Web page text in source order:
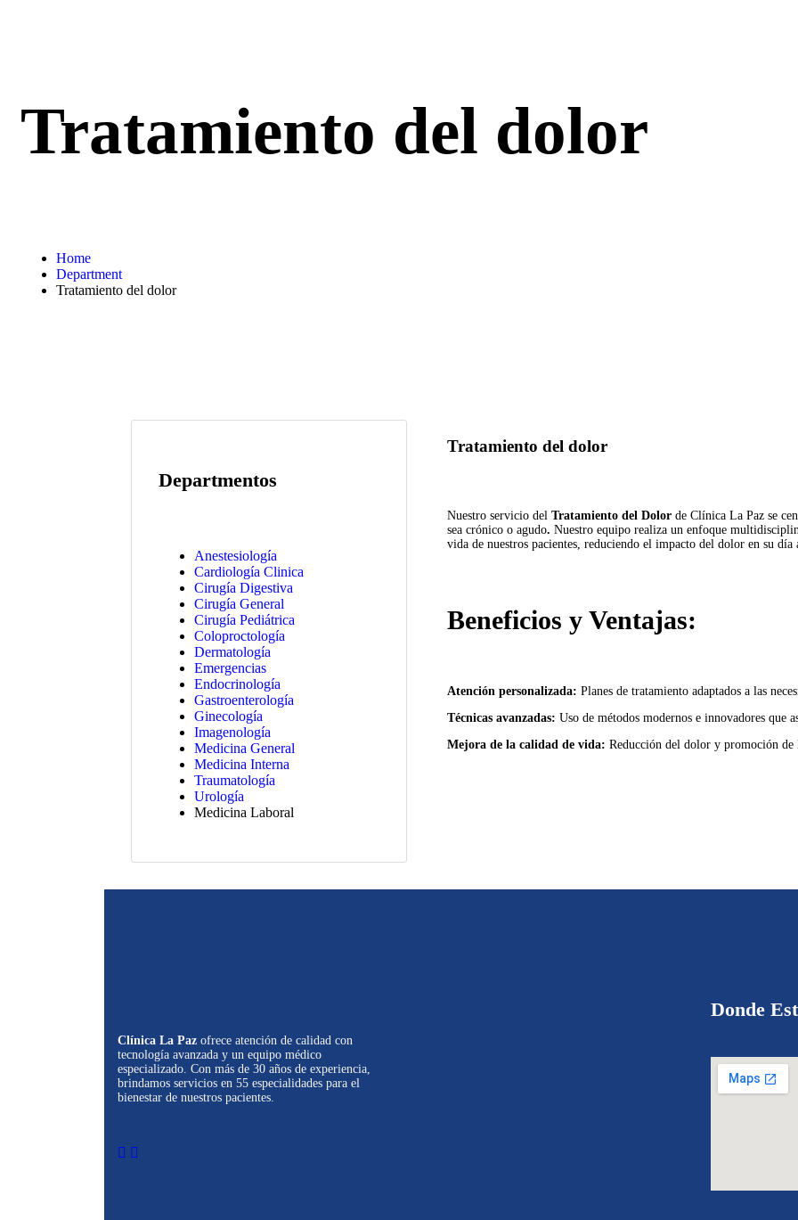
Tratamiento del dolor
Home
Department
Tratamiento del dolor
Departmentos
Anestesiología
Cardiología Clinica
Cirugía Digestiva
Cirugía General
Cirugía Pediátrica
Coloproctología
Dermatología
Emergencias
Endocrinología
Gastroenterología
Ginecología
Imagenología
Medicina General
Medicina Interna
Traumatología
Urología
Medicina Laboral
Tratamiento del dolor
Nuestro servicio delTratamiento del Dolorde Clínica La Paz se
sea crónico o agudo. Nuestro equipo realiza un enfoque
vida de nuestros pacientes, reduciendo el impacto del dolor en su día
Beneficios y Ventajas:
Atención personalizada: Planes de tratamiento adaptados a las
Técnicas avanzadas: Uso de métodos modernos e innovadores que
Mejora de la calidad de vida: Reducción del dolor y promoción
Clínica La Paz ofrece atención de calidad con
tecnología avanzada y un equipo médico
especializado. Con más de 30 años de experiencia,
brindamos servicios en 55 especialidades para el
bienestar de nuestros pacientes.
Donde